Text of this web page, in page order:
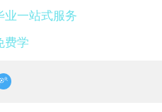
一站式服务
费学